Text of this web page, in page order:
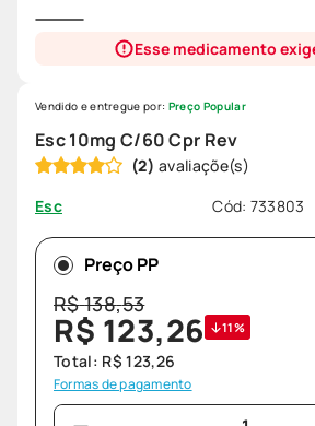
Esse medicamento
Esc 10mg C/60 Cpr Rev
(2)
Esc
Cód: 733803
Vendido e entregue por: Preço Popular
Preço PP
R$138,53
R$ 123,26 11%
Total: R$ 123,26
Formas de pagamento